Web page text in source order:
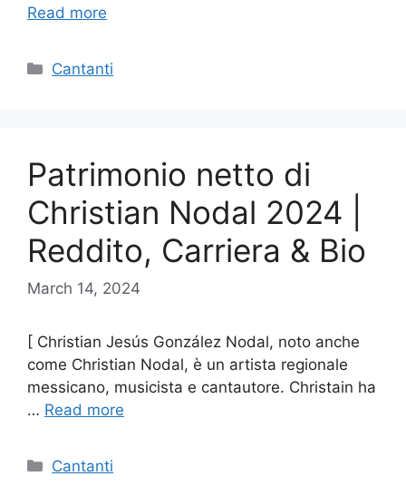
Read more
Categories
Cantanti
Patrimonio netto di
Christian Nodal 2024 |
Reddito, Carriera & Bio
March 14, 2024
[ Christian Jesús González Nodal, noto anche
come Christian Nodal, è un artista regionale
messicano, musicista e cantautore. Christain ha
… Read more
Categories
Cantanti